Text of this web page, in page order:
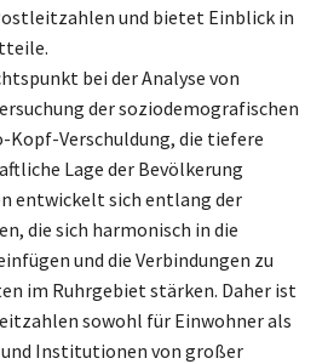
und bietet Einblick in
bei der Analyse von
der soziodemografischen
Kopf-Verschuldung, die tiefere
Lage der Bevölkerung
entwickelt sich entlang der
die sich harmonisch in die
und die Verbindungen zu
im Ruhrgebiet stärken. Daher ist
sowohl für Einwohner als
Institutionen von großer